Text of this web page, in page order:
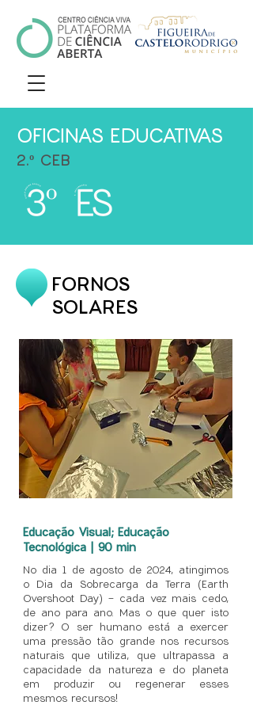
OFICINAS EDUCATIVAS
2.º CEB
FORNOS
SOLARES
Educação Visual; Educação
Tecnológica | 90 min
No dia 1 de agosto de 2024, atingimos
o Dia da Sobrecarga da Terra (Earth
Overshoot Day) - cada vez mais cedo,
de ano para ano. Mas o que quer isto
dizer? O ser humano está a exercer
uma pressão tão grande nos recursos
naturais que utiliza, que ultrapassa a
capacidade da natureza e do planeta
em produzir ou regenerar esses
mesmos recursos!